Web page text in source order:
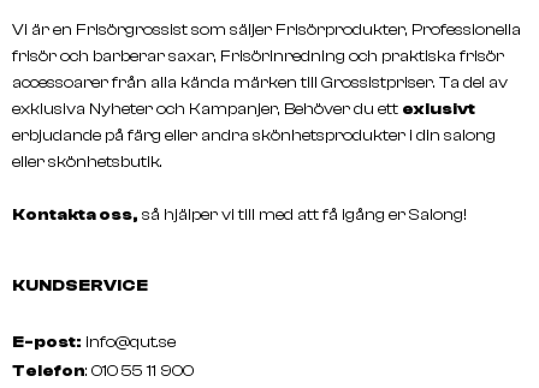
LAKMÉ
TEKNIA Argan Oil Treatment
LAKMÉ
TEKNIA Color Stay
Vi är en Frisörgrossist som säljer Frisörprodukter, Professionella
frisör och barberar saxar, Frisörinredning och praktiska frisör
accessoarer från alla kända märken till Grossistpriser. Ta del av
exklusiva Nyheter och Kampanjer, Behöver du ett exlusivt
erbjudande på färg eller andra skönhetsprodukter i din salong
eller skönhetsbutik.
Kontakta oss, så hjälper vi till med att få igång er Salong!
KUNDSERVICE
E-post: info@qut.se
Telefon: 010 55 11 900